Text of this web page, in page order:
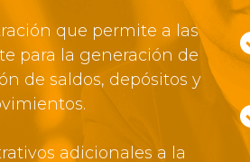
que permite a las
para la generación de
de saldos, depósitos y
adicionales a la